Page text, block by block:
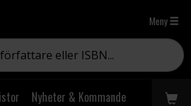
Meny
Nyheter & Kommande